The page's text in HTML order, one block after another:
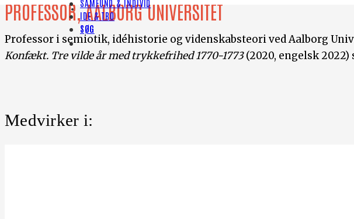
SAMFUND & INDIVID
IDE & TRO
SØG
PROFESSOR, AALBORG UNIVERSITET
Professor i semiotik, idéhistorie og videnskabsteori ved Aalborg
Konfækt. Tre vilde år med trykkefrihed 1770-1773(2020, engelsk
Medvirker i: